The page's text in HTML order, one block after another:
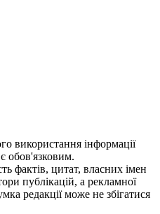
використання iнформацiї
обов'язковим.
фактів, цитат, власних імен
публікацій, а рекламної
редакцiї може не збiгатися